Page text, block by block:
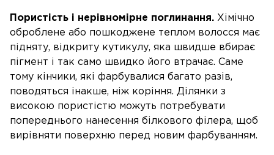
Пористість і нерівномірне поглинання. Хімічно
оброблене або пошкоджене теплом волосся має
підняту, відкриту кутикулу, яка швидше вбирає
пігмент і так само швидко його втрачає. Саме
тому кінчики, які фарбувалися багато разів,
поводяться інакше, ніж коріння. Ділянки з
високою пористістю можуть потребувати
попереднього нанесення білкового філера, щоб
вирівняти поверхню перед новим фарбуванням.